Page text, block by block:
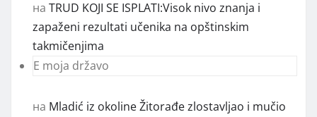
на TRUD KOJI SE ISPLATI:Visok nivo znanja i
zapaženi rezultati učenika na opštinskim
takmičenjima
E moja državo
на Mladić iz okoline Žitorađe zlostavljao i mučio